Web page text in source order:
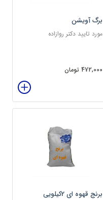
برگ آویشن
مورد تایید دکتر روازاده
472,000 تومان
برنج قهوه ای 2کیلویی